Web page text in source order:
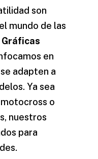
son
mundo de las
en
adapten a
Ya sea
o
nuestros
para